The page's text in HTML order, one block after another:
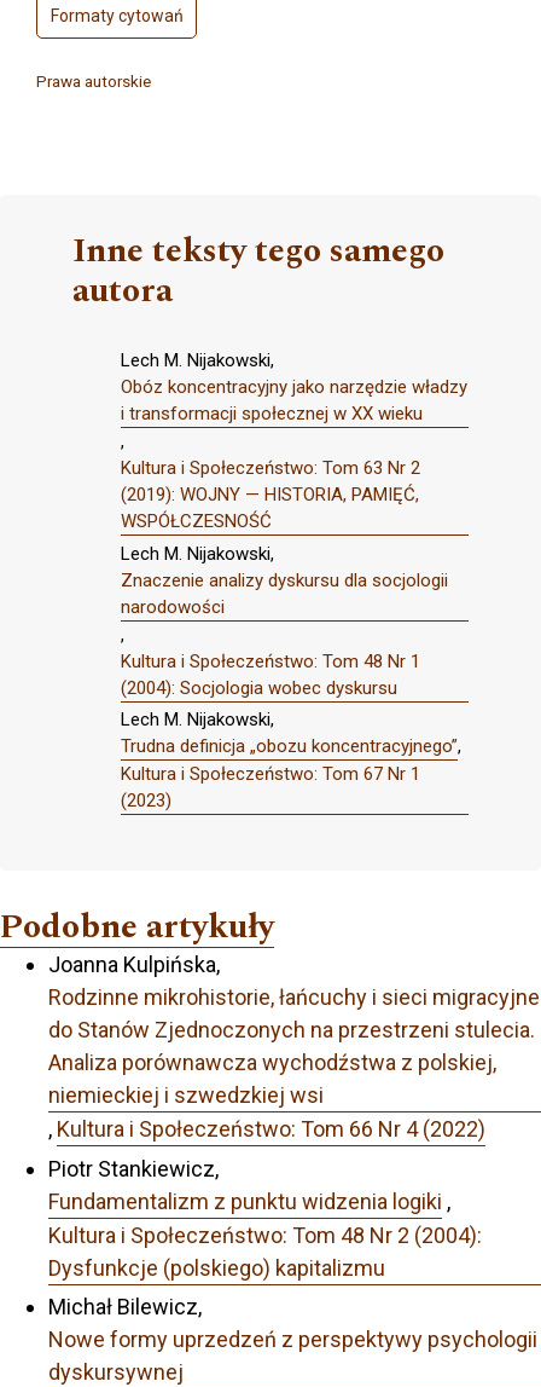
Formaty cytowań
Prawa autorskie
Inne teksty tego samego
autora
Lech M. Nijakowski,
Obóz koncentracyjny jako narzędzie władzy
i transformacji społecznej w XX wieku
,
Kultura i Społeczeństwo: Tom 63 Nr 2
(2019): WOJNY — HISTORIA, PAMIĘĆ,
WSPÓŁCZESNOŚĆ
Lech M. Nijakowski,
Znaczenie analizy dyskursu dla socjologii
narodowości
,
Kultura i Społeczeństwo: Tom 48 Nr 1
(2004): Socjologia wobec dyskursu
Lech M. Nijakowski,
Trudna definicja „obozu koncentracyjnego”,
Kultura i Społeczeństwo: Tom 67 Nr 1
(2023)
Podobne artykuły
Joanna Kulpińska,
Rodzinne mikrohistorie, łańcuchy i sieci migracyjne
do Stanów Zjednoczonych na przestrzeni stulecia.
Analiza porównawcza wychodźstwa z polskiej,
niemieckiej i szwedzkiej wsi
, Kultura i Społeczeństwo: Tom 66 Nr 4 (2022)
Piotr Stankiewicz,
Fundamentalizm z punktu widzenia logiki ,
Kultura i Społeczeństwo: Tom 48 Nr 2 (2004):
Dysfunkcje (polskiego) kapitalizmu
Michał Bilewicz,
Nowe formy uprzedzeń z perspektywy psychologii
dyskursywnej